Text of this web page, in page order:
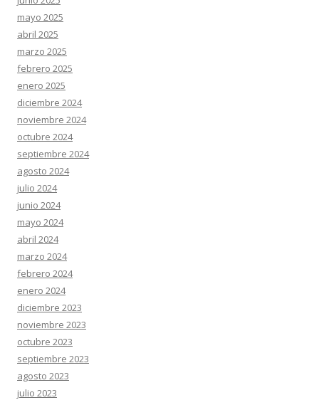
mayo 2025
abril 2025
marzo 2025
febrero 2025
enero 2025
diciembre 2024
noviembre 2024
octubre 2024
septiembre 2024
agosto 2024
julio 2024
junio 2024
mayo 2024
abril 2024
marzo 2024
febrero 2024
enero 2024
diciembre 2023
noviembre 2023
octubre 2023
septiembre 2023
agosto 2023
julio 2023